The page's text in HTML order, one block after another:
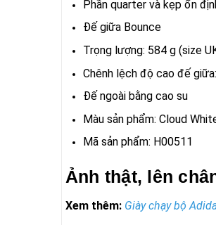
Phần quarter và kẹp ổn
Đế giữa Bounce
Trọng lượng: 584 g (size
Chênh lệch độ cao đế
Đế ngoài bằng cao su
Màu sản phẩm: Cloud
Mã sản phẩm: H00511
Ảnh thật, lên
Xem thêm: Giày chạy bộ